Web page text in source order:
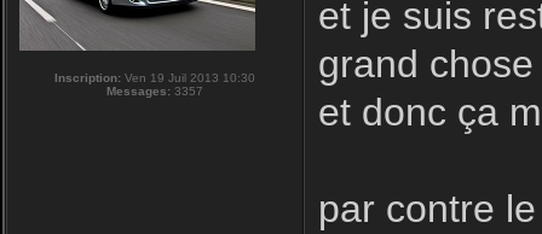
Inscription: Ven 19 Juil 2013 10:30
Messages: 3357
et je suis
grand
et donc ça
par contre